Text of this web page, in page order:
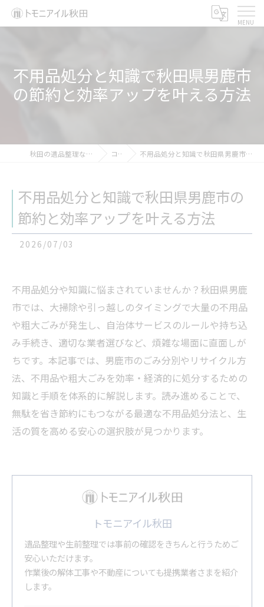
不用品処分と知識で秋田県男鹿市
の節約と効率アップを叶える方法
秋田の遺品整理ならトモニアイル秋田 コラム 不用品処分と知識で秋田県男鹿市の節約と効率アップを叶える方法
不用品処分と知識で秋田県男鹿市の
節約と効率アップを叶える方法
2026/07/03
不用品処分や知識に悩まされていませんか？秋田県男鹿
市では、大掃除や引っ越しのタイミングで大量の不用品
や粗大ごみが発生し、自治体サービスのルールや持ち込
み手続き、適切な業者選びなど、煩雑な場面に直面しが
ちです。本記事では、男鹿市のごみ分別やリサイクル方
法、不用品や粗大ごみを効率・経済的に処分するための
知識と手順を体系的に解説します。読み進めることで、
無駄を省き節約にもつながる最適な不用品処分法と、生
活の質を高める安心の選択肢が見つかります。
トモニアイル秋田
遺品整理や生前整理では事前の確認をきちんと行うためご
安心いただけます。
作業後の解体工事や不動産についても提携業者さまを紹介
します。